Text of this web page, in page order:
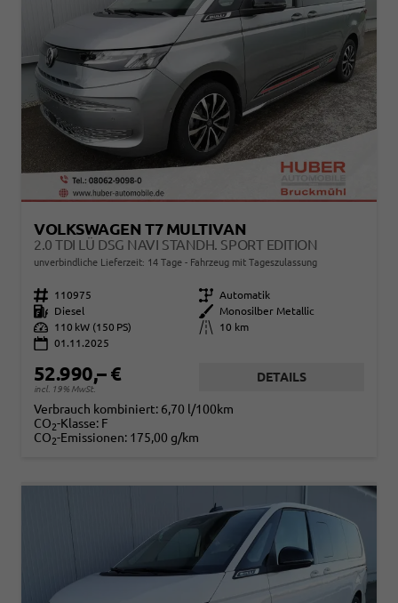
VOLKSWAGEN T7 MULTIVAN
2.0 TDI LÜ DSG NAVI STANDH. SPORT EDITION
unverbindliche Lieferzeit: 14 Tage Fahrzeug mit Tageszulassung
Fahrzeugnr. 110975 Getriebe Automatik
Kraftstoff
Diesel Außenfarbe
Monosilber Metallic
Leistung
110 kW (150 PS) Kilometerstand
10 km
01.11.2025
52.990,– €
incl. 19% MwSt.
DETAILS
Verbrauch kombiniert: 6,70 l/100km
CO2-Klasse: F
CO2-Emissionen: 175,00 g/km